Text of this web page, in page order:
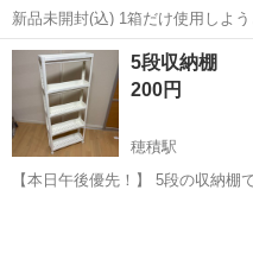
新品未開封(込) 1箱だけ使用しよ
戻しました。 ですので、新品未開封ではあ
為、パッケージに変色あります。 色、オフホワイト(白) 5箱まとめて
(セット価格)で...
岐阜 本巣郡 収納家具
5段収納棚
200円
穂積駅
【本日午後優先！】 5段の収納棚です。 埃が少し着いていますがきれ